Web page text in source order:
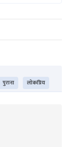
पुराना लोकप्रिय